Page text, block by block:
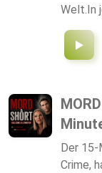
Welt.In
reale
Der
Crime,